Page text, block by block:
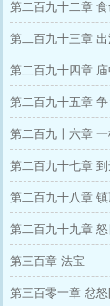
第二百九十二章 食
第二百九十三章 出
第二百九十四章
第二百九十五章
第二百九十六章 一
第二百九十七章 到
第二百九十八章
第二百九十九章 怒
第三百章 法宝
第三百零一章 忿怒